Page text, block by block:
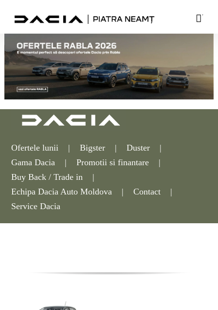
content
'
Ofertele lunii Bigster
Duster
Gama Dacia
Promotii si finantare
Buy Back / Trade in
Echipa Dacia Auto Moldova
Contact
Service Dacia